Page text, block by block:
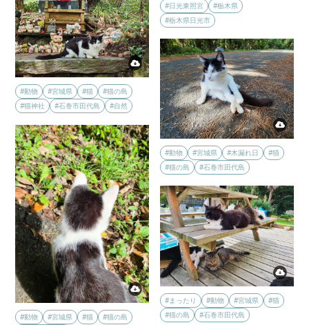
#日光東照宮
#栃木県
#栃木県日光市
#動物 #宮城県 #猫
#猫の島
#猫神社
#石巻市田代島 #自然
#動物 #宮城県 #木漏れ日
#猫
#猫の島
#石巻市田代島
#動物 #宮城県 #猫
#猫の島
#まったり #動物 #宮城県
#猫
#猫の島
#石巻市田代島